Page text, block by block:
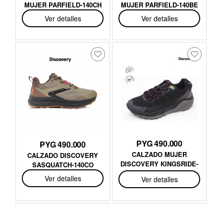
MUJER PARFIELD-140CH
Ver detalles
MUJER PARFIELD-140BE
Ver detalles
PYG 490.000
CALZADO DISCOVERY
SASQUATCH-140CO
Ver detalles
PYG 490.000
CALZADO MUJER
DISCOVERY KINGSRIDE-
140NF
Ver detalles